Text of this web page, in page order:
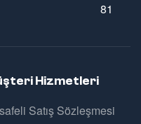
81
Hizmetleri
Satış Sözleşmesi